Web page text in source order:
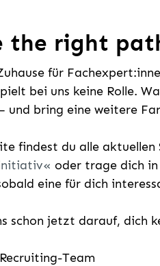
the right
für
bei uns keine Rolle.
und bring eine weitere
findest du alle
oder trage dich in
eine für dich
schon jetzt darauf, dich
Team